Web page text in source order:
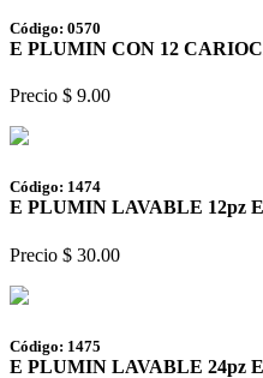
Código: 0570
E PLUMIN CON 12
Precio $ 9.00
Código: 1474
E PLUMIN LAVABLE 12pz
Precio $ 30.00
Código: 1475
E PLUMIN LAVABLE 24pz